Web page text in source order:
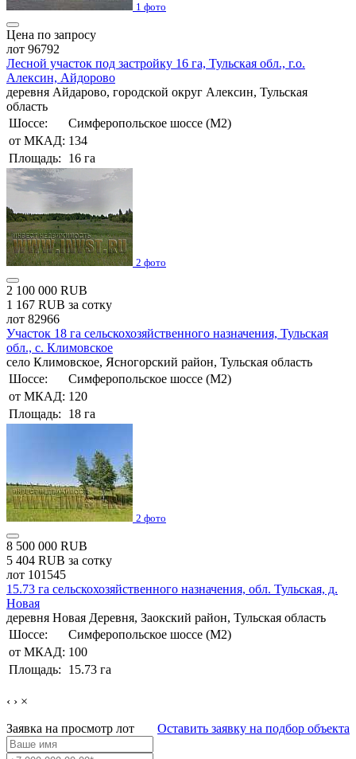
1 фото
Цена по запросу
лот 96792
Лесной участок под застройку 16 га, Тульская обл., г.о.
Алексин, Айдорово
деревня Айдарово, городской округ Алексин, Тульская
область
Шоссе:
Симферопольское шоссе (М2)
от МКАД: 134
Площадь:
16 га
2 фото
2 100 000 RUB
1 167 RUB за сотку
лот 82966
Участок 18 га сельскохозяйственного назначения, Тульская
обл., с. Климовское
село Климовское, Ясногорский район, Тульская область
Шоссе:
Симферопольское шоссе (М2)
от МКАД: 120
Площадь:
18 га
2 фото
8 500 000 RUB
5 404 RUB за сотку
лот 101545
15.73 га сельскохозяйственного назначения, обл. Тульская, д.
Новая
деревня Новая Деревня, Заокский район, Тульская область
Шоссе:
Симферопольское шоссе (М2)
от МКАД: 100
Площадь:
15.73 га
‹ › ×
Оставить заявку на подбор объекта
Заявка на просмотр лот